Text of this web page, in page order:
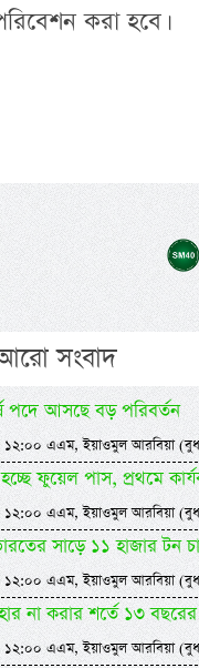
করা হবে।
সংবাদ
পদে আসছে বড় পরিবর্তন
এএম, ইয়াওমুল আরবিয়া
ফুয়েল পাস, প্রথমে
এএম, ইয়াওমুল আরবিয়া
সাড়ে ১১ হাজার টন
এএম, ইয়াওমুল আরবিয়া
না করার শর্তে ১৩
এএম, ইয়াওমুল আরবিয়া